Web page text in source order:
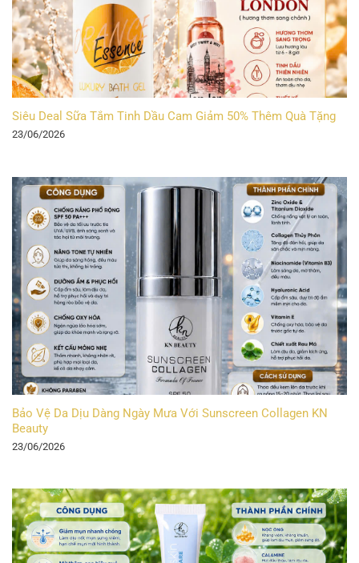
Siêu Deal Sữa Tắm Tinh Dầu Cam Giảm 50% Thêm Quà Tặng
23/06/2026
Bảo Vệ Da Dịu Dàng Ngày Mưa Với Sunscreen Collagen KN
Beauty
23/06/2026